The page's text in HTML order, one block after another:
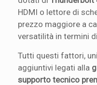
HDMI o lettore di
prezzo maggiore a
versatilità in termini
Tutti questi fattori,
aggiuntivi legati alla
supporto tecnico